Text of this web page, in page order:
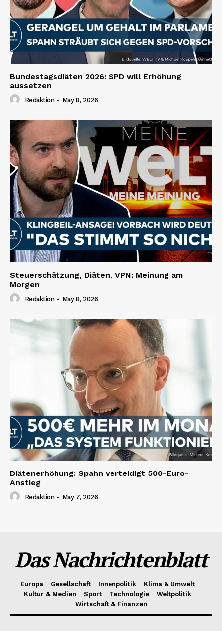
Bundestagsdiäten 2026: SPD will Erhöhung
aussetzen
Redaktion - May 8, 2026
Steuerschätzung, Diäten, VPN: Meinung am
Morgen
Redaktion - May 8, 2026
Diätenerhöhung: Spahn verteidigt 500-Euro-
Anstieg
Redaktion - May 7, 2026
Das Nachrichtenblatt
Europa Gesellschaft Innenpolitik
Klima & Umwelt
Kultur & Medien
Sport Technologie
Weltpolitik
Wirtschaft & Finanzen